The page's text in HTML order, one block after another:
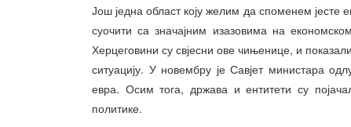
Још једна област коју желим да споменем
суочити са значајним изазовима на
Херцеговини су свјесни ове чињенице, и
ситуацију. У новембру је Савјет министара
евра. Осим тога, држава и ентитети су
политике.